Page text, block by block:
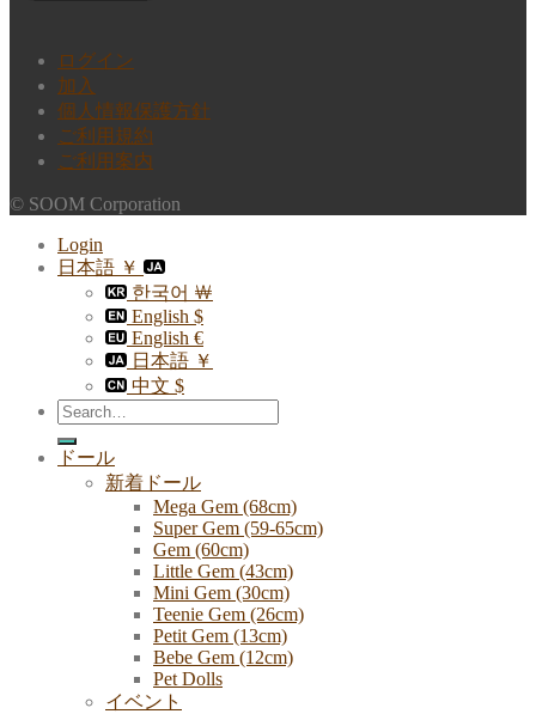
ログイン
加入
個人情報保護方針
ご利用規約
ご利用案内
© SOOM Corporation
Login
日本語 ￥
한국어 ￦
English $
English €
日本語 ￥
中文 $
Search
for:
ドール
新着ドール
Mega Gem (68cm)
Super Gem (59-65cm)
Gem (60cm)
Little Gem (43cm)
Mini Gem (30cm)
Teenie Gem (26cm)
Petit Gem (13cm)
Bebe Gem (12cm)
Pet Dolls
イベント